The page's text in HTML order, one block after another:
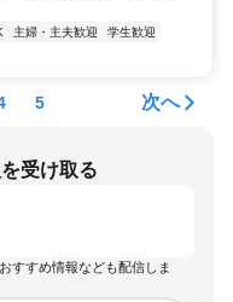
主婦・主夫歓迎
学生歓迎
5 次へ
受け取る
すすめ情報なども配信しま